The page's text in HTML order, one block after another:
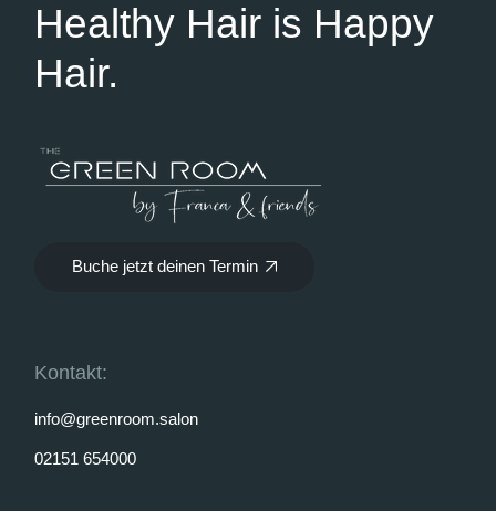
Healthy Hair is Happy
Hair.
Buche jetzt deinen Termin
Kontakt:
info@greenroom.salon
02151 654000